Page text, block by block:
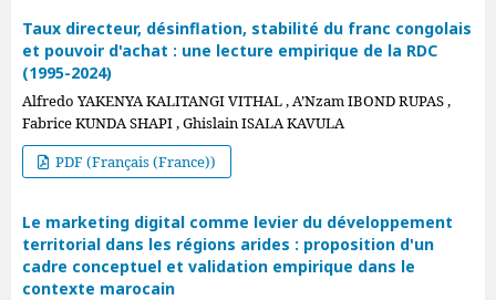
Taux directeur, désinflation, stabilité du franc congolais
et pouvoir d'achat : une lecture empirique de la RDC
(1995-2024)
Alfredo YAKENYA KALITANGI VITHAL , A’Nzam IBOND RUPAS ,
Fabrice KUNDA SHAPI , Ghislain ISALA KAVULA
PDF (Français (France))
Le marketing digital comme levier du développement
territorial dans les régions arides : proposition d'un
cadre conceptuel et validation empirique dans le
contexte marocain